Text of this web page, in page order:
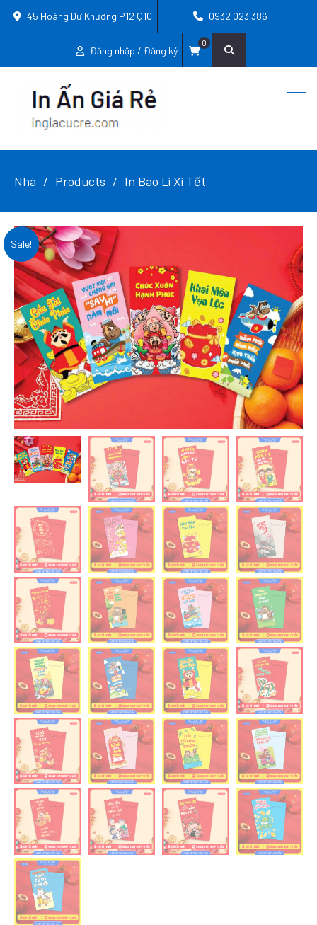
45 Hoàng Dư Khương P12 Q10 0932 023 386
Đăng nhập / Đăng ký
0
Nhà Products In Bao Lì Xì Tết
Sale!